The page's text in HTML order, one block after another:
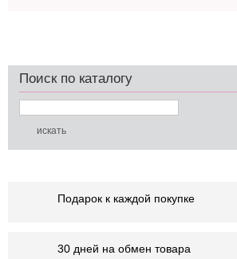
Поиск по каталогу
Подарок к каждой покупке
30 дней на обмен товара